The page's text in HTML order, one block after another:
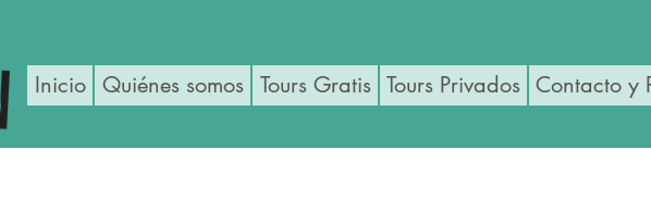
Inicio Quiénes somos Tours Gratis Tours Privados Contacto y